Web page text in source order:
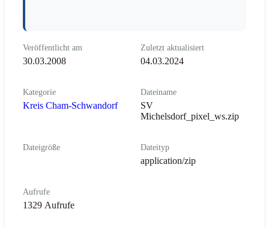
Veröffentlicht am
30.03.2008
Zuletzt aktualisiert
04.03.2024
Kategorie
Kreis Cham-Schwandorf
Dateiname
SV
Michelsdorf_pixel_ws.zip
Dateigröße Dateityp
application/zip
Aufrufe
1329 Aufrufe